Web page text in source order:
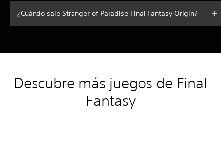
¿Cuándo sale Stranger of Paradise Final Fantasy Origin?
Descubre más juegos de Final
Fantasy